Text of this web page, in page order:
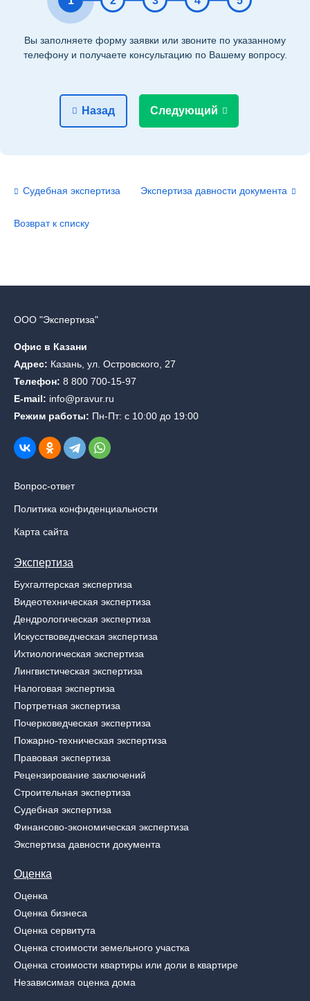
Вы заполняете форму заявки или звоните по указанному
телефону и получаете консультацию по Вашему вопросу.
Назад Следующий
Судебная экспертиза Экспертиза давности документа
Возврат к списку
ООО "Экспертиза"
Офис в Казани
Адрес: Казань, ул. Островского, 27
Телефон: 8 800 700-15-97
E-mail: info@pravur.ru
Режим работы: Пн-Пт: с 10:00 до 19:00
Вопрос-ответ
Политика конфиденциальности
Карта сайта
Экспертиза
Бухгалтерская экспертиза
Видеотехническая экспертиза
Дендрологическая экспертиза
Искусствоведческая экспертиза
Ихтиологическая экспертиза
Лингвистическая экспертиза
Налоговая экспертиза
Портретная экспертиза
Почерковедческая экспертиза
Пожарно-техническая экспертиза
Правовая экспертиза
Рецензирование заключений
Строительная экспертиза
Судебная экспертиза
Финансово-экономическая экспертиза
Экспертиза давности документа
Оценка
Оценка
Оценка бизнеса
Оценка сервитута
Оценка стоимости земельного участка
Оценка стоимости квартиры или доли в квартире
Независимая оценка дома